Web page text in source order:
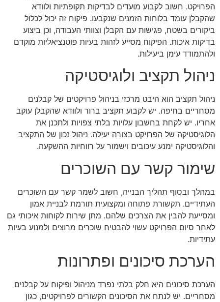
הפרויקט. חשוב לקבוע מועדים לבדיקות תקופתיות ולוודא
שהקבלן עומד בלוחות הזמנים שנקבעו. פיקוח זה יכול לכלול
ביקורים בשטח, פגישות עם הקבלן וצוותי העבודה, וכן ביצוע
בדיקות איכות. הפיקוח מסייע לזהות בעיות פוטנציאליות מוקדם
ולהתמודד עימן ביעילות.
ניהול תקציב ולוגיסטיקה
ניהול תקציב הוא היבט מרכזי בניהול פרויקטים של קבלנים
מסחריים בחיפה. יש לקבוע תקציב ברור ולוודא שהקבלן עוקב
אחריו. יש לקחת בחשבון עלויות בלתי צפויות ולתכנן את
הלוגיסטיקה של הפרויקט בצורה יעילה. ניהול נכון של התקציב
והלוגיסטיקה ימנע עיכובים וישמור על רווחיות ההשקעה.
שימור קשר עם השוכרים
במהלך ובסוף תהליך הבנייה, חשוב לשמר קשר עם השוכרים
העתידיים. תקשורת פתוחה ומקצועית תורמת לבניית אמון
ומסייעת להבין את הצרכים שלהם. מתן שירות לקוחות איכותי גם
לאחר סיום הפרויקט עשוי להבטיח שוכרים מרוצים ולמנוע בעיות
עתידיות.
הערכת סיכונים ופתרונות
הערכת סיכונים היא חלק בלתי נפרד מניהול ופיקוח על קבלנים
מסחריים. יש לנתח את הסיכונים הקשורים לפרויקטים, כגון